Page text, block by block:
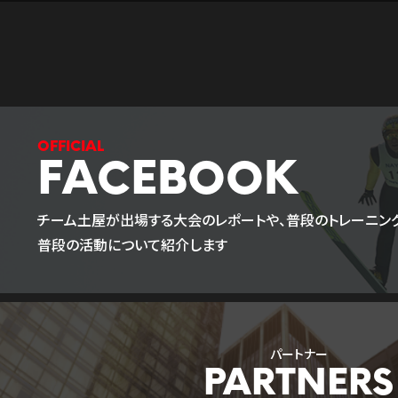
FACEBOOK
チーム土屋が出場する大会のレポートや、普段のトレーニン
普段の活動について紹介します
パートナー